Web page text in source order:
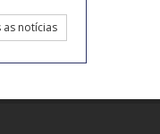
as notícias